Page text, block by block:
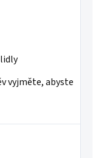
vyjměte, abyste